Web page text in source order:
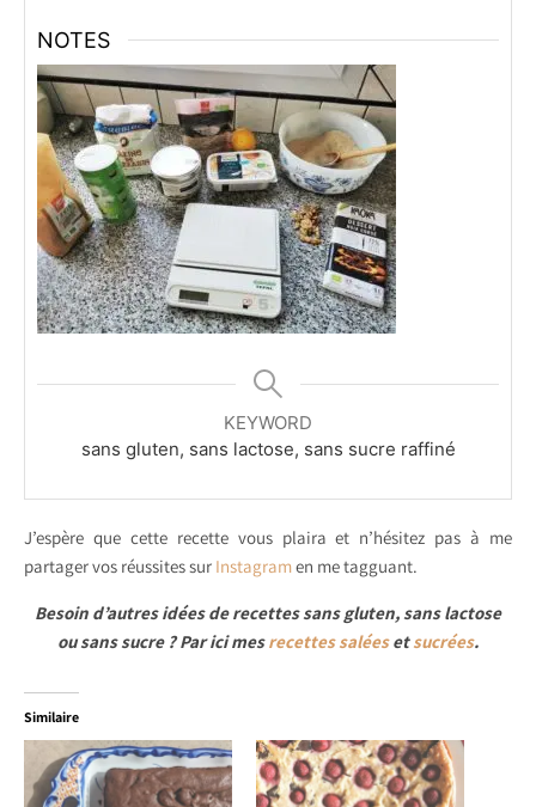
NOTES
KEYWORD
sans gluten, sans lactose, sans sucre raffiné
J’espère que cette recette vous plaira et n’hésitez pas à me
partager vos réussites sur Instagramen me tagguant.
Besoin d’autres idées de recettes sans gluten, sans lactose
ou sans sucre ? Par ici mesrecettes saléesetsucrées.
Similaire